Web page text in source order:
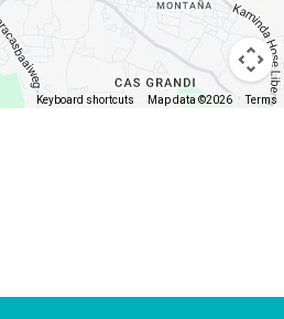
Keyboard shortcuts Map data ©2026 Terms